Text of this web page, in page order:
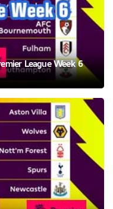
League Week 6